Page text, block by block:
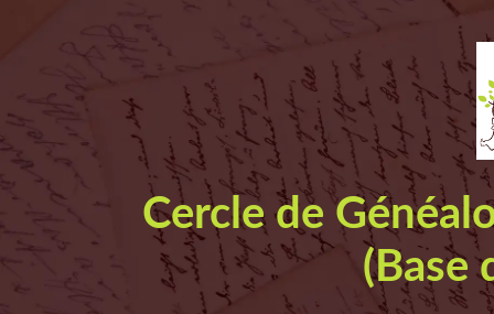
Cercle de
(Base